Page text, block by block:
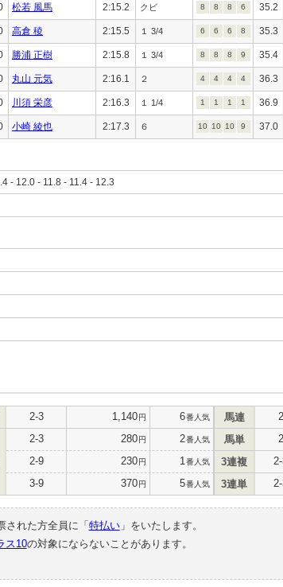
松若 風馬 2:15.2 クビ 8 8 8 6 35.2
高倉 稜 2:15.5 １ 3/4 6 6 6 8 35.3
勝浦 正樹 2:15.8 １ 3/4 8 8 8 9 35.4
丸山 元気 2:16.1 ２ 4 4 4 4 36.3
川須 栄彦 2:16.3 １ 1/4 1 1 1 1 36.9
小崎 綾也 2:17.3 ６ 10 10 10 9 37.0
- 12.0 - 11.8 - 11.4 - 12.3
2-3 1,140円 6番人気
2-3 280円 2番人気
2-9 230円 1 番人気
3-9 370円 5番人気
馬連
馬単
3連複
3連単
された方全員に「 特払い」をいたします。
ス10の対象にならないことがあります。